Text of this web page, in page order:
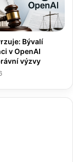
Bývalí
v OpenAI
výzvy